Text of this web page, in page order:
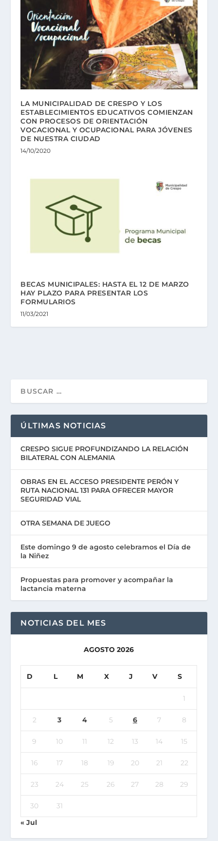
LA MUNICIPALIDAD DE CRESPO Y LOS
ESTABLECIMIENTOS EDUCATIVOS COMIENZAN
CON PROCESOS DE ORIENTACIÓN
VOCACIONAL Y OCUPACIONAL PARA JÓVENES
DE NUESTRA CIUDAD
14/10/2020
BECAS MUNICIPALES: HASTA EL 12 DE MARZO
HAY PLAZO PARA PRESENTAR LOS
FORMULARIOS
11/03/2021
ÚLTIMAS NOTICIAS
CRESPO SIGUE PROFUNDIZANDO LA RELACIÓN
BILATERAL CON ALEMANIA
OBRAS EN EL ACCESO PRESIDENTE PERÓN Y
RUTA NACIONAL 131 PARA OFRECER MAYOR
SEGURIDAD VIAL
OTRA SEMANA DE JUEGO
Este domingo 9 de agosto celebramos el Día de
la Niñez
Propuestas para promover y acompañar la
lactancia materna
NOTICIAS DEL MES
AGOSTO 2026
D L M X J V S
1
2 3 4 5 6 7 8
9 10 11 12 13 14 15
16 17 18 19 20 21 22
23 24 25 26 27 28 29
30
31
« Jul